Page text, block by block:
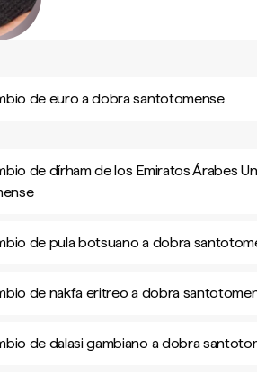
de euro a dobra santotomense
de dírham de los Emiratos Árabes
de pula botsuano a dobra
de nakfa eritreo a dobra
de dalasi gambiano a dobra